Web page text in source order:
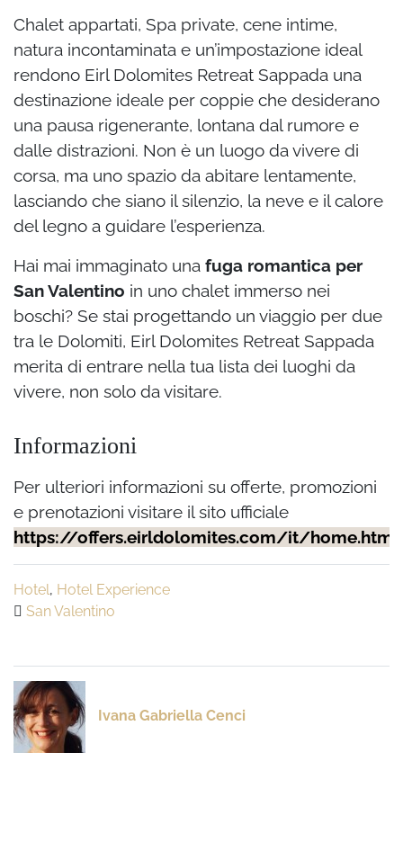
Chalet appartati, Spa private, cene intime,
natura incontaminata e un’impostazione ideal
rendono Eirl Dolomites Retreat Sappada una
destinazione ideale per coppie che desiderano
una pausa rigenerante, lontana dal rumore e
dalle distrazioni. Non è un luogo da vivere di
corsa, ma uno spazio da abitare lentamente,
lasciando che siano il silenzio, la neve e il calore
del legno a guidare l’esperienza.
Hai mai immaginato una fuga romantica per
San Valentino in uno chalet immerso nei
boschi? Se stai progettando un viaggio per due
tra le Dolomiti, Eirl Dolomites Retreat Sappada
merita di entrare nella tua lista dei luoghi da
vivere, non solo da visitare.
Informazioni
Per ulteriori informazioni su offerte, promozioni
e prenotazioni visitare il sito ufficiale
https://offers.eirldolomites.com/it/home.html
Hotel, Hotel Experience
San Valentino
Ivana Gabriella Cenci